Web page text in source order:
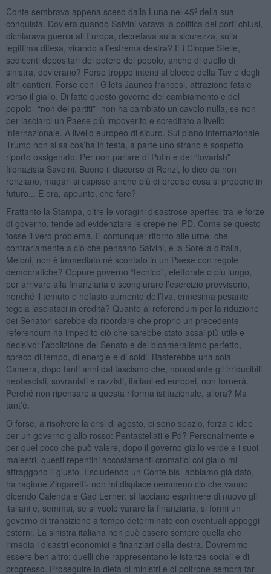
Conte sembrava appena sceso dalla Luna nel 45º della sua
conquista. Dov’era quando Salvini varava la politica dei porti chiusi,
dichiarava guerra all’Europa, decretava sulla sicurezza, sulla
legittima difesa, virando all’estrema destra? E i Cinque Stelle,
sedicenti depositari del potere del popolo, anche di quello di
sinistra, dov’erano? Forse troppo intenti al blocco della Tav e degli
altri cantieri. Forse con i Gilets Jaunes francesi, attrazione fatale
verso il giallo. Di fatto questo governo del cambiamento e del
popolo -“non dei partiti”- non ha cambiato un cavolo nulla, se non
per lasciarci un Paese più impoverito e screditato a livello
internazionale. A livello europeo di sicuro. Sul piano internazionale
Trump non si sa cos’ha in testa, a parte uno strano e sospetto
riporto ossigenato. Per non parlare di Putin e del “tovarish”
filonazista Savoini. Buono il discorso di Renzi, lo dico da non
renziano, magari si capisse anche più di preciso cosa si propone in
futuro... E ora, appunto, che fare?
Frattanto la Stampa, oltre le voragini disastrose apertesi tra le forze
di governo, tende ad evidenziare le crepe nel PD. Come se questo
fosse il vero problema. E comunque: ritorno alle urne, che
contrariamente a ciò che pensano Salvini, e la Sorella d’Italia,
Meloni, non è immediato né scontato in un Paese con regole
democratiche? Oppure governo “tecnico”, elettorale o più lungo,
per arrivare alla finanziaria e scongiurare l’esercizio provvisorio,
nonché il temuto e nefasto aumento dell’Iva, ennesima pesante
tegola lasciataci in eredità? Quanto al referendum per la riduzione
dei Senatori sarebbe da ricordare che proprio un precedente
referendum ha impedito ciò che sarebbe stato assai più utile e
decisivo: l’abolizione del Senato e del bicameralismo perfetto,
spreco di tempo, di energie e di soldi. Basterebbe una sola
Camera, dopo tanti anni dal fascismo che, nonostante gli irriducibili
neofascisti, sovranisti e razzisti, italiani ed europei, non tornerà.
Perché non ripensare a questa riforma istituzionale, allora? Ma
tant’è.
O forse, a risolvere la crisi di agosto, ci sono spazio, forza e idee
per un governo giallo rosso: Pentastellati e Pd? Personalmente e
per quel poco che può valere, dopo il governo giallo verde e i suoi
malestri, questi repentini accostamenti cromatici col giallo mi
attraggono il giusto. Escludendo un Conte bis -abbiamo già dato,
ha ragione Zingaretti- non mi dispiace nemmeno ciò che vanno
dicendo Calenda e Gad Lerner: si facciano esprimere di nuovo gli
italiani e, semmai, se si vuole varare la finanziaria, si formi un
governo di transizione a tempo determinato con eventuali appoggi
esterni. La sinistra italiana non può essere sempre quella che
rimedia i disastri economici e finanziari della destra. Dovremmo
essere ben altro: quelli che rappresentano le istanze sociali e di
progresso. Proseguire la dieta di ministri e di poltrone sembra far